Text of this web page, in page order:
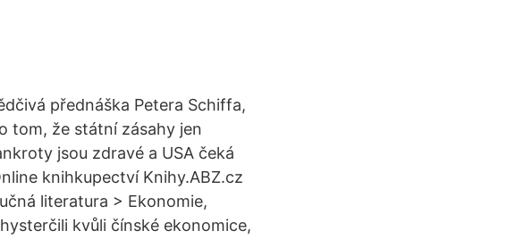
přednáška Petera Schiffa,
tom, že státní zásahy jen
jsou zdravé a USA čeká
knihkupectví Knihy.ABZ.cz
literatura > Ekonomie,
kvůli čínské ekonomice,